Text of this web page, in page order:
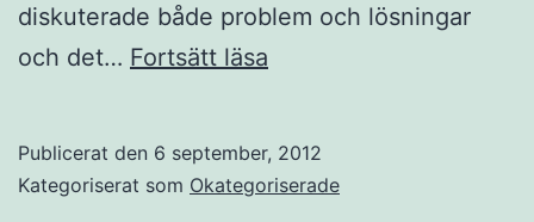
diskuterade både problem och lösningar
och det… Fortsätt läsa
Koloniförening
Publicerat den 6 september, 2012
Kategoriserat som Okategoriserade